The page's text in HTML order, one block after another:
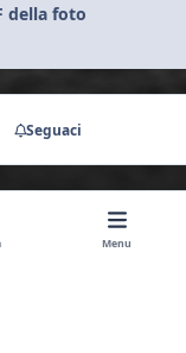
della foto
Seguaci
Menu